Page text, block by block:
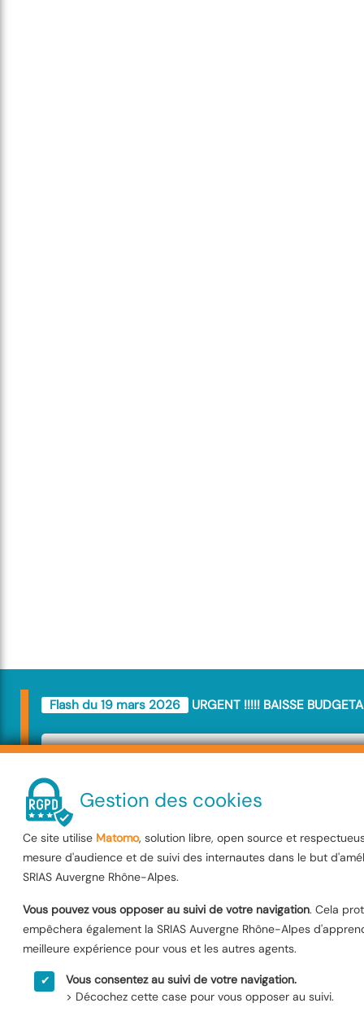
Flash du 19 mars 2026 URGENT !!!!! BAISSE
URGENT !!!!!
BUDGETAIRE
Le Budget SRIAS va être amputé
décision va impacter l'ensemble
Interministérielle . Les membres de
dénoncent une décision injuste,
pas à être faites sur le dos des
Gestion des cookies
Ce site utilise Matomo, solution libre, open source et
mesure d'audience et de suivi des internautes dans le but
SRIAS Auvergne Rhône-Alpes.
Vous pouvez vous opposer au suivi de votre navigation. Cela
empêchera également la SRIAS Auvergne Rhône-Alpes
meilleure expérience pour vous et les autres agents.
Vous consentez au suivi de votre navigation.
> Décochez cette case pour vous opposer au suivi.